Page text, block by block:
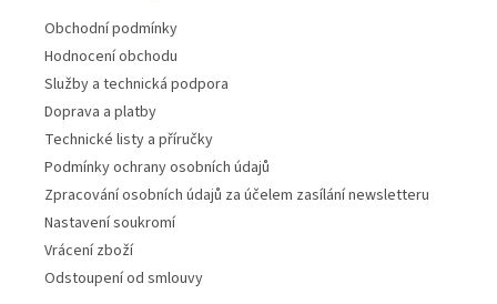
Obchodní podmínky
Hodnocení obchodu
Služby a technická podpora
Doprava a platby
Technické listy a příručky
Podmínky ochrany osobních údajů
Zpracování osobních údajů za účelem zasílání newsletteru
Nastavení soukromí
Vrácení zboží
Odstoupení od smlouvy